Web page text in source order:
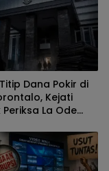
Dana Pokir di
Kejati
Periksa La Ode